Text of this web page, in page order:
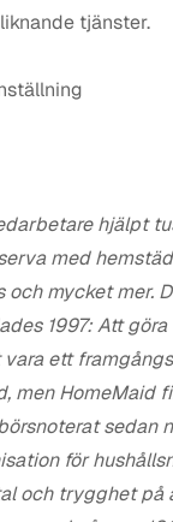
tjänster.
hjälpt
med
mycket mer.
1997: Att
ett
men HomeMaid
sedan
för
och trygghet på